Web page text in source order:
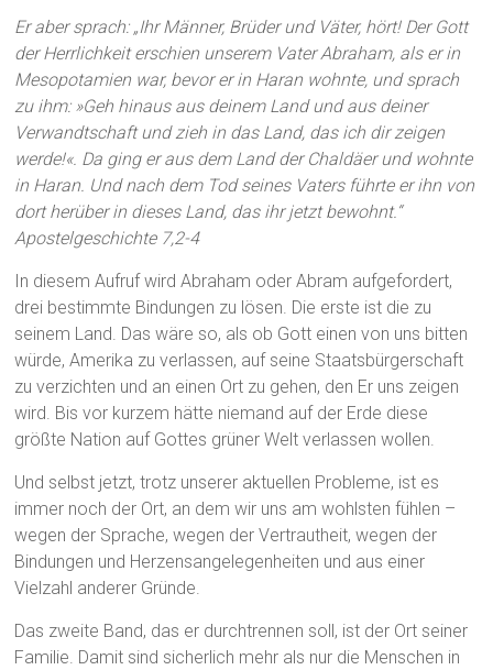
Er aber sprach: „Ihr Männer, Brüder und Väter, hört! Der Gott
der Herrlichkeit erschien unserem Vater Abraham, als er in
Mesopotamien war, bevor er in Haran wohnte, und sprach
zu ihm: »Geh hinaus aus deinem Land und aus deiner
Verwandtschaft und zieh in das Land, das ich dir zeigen
werde!«. Da ging er aus dem Land der Chaldäer und wohnte
in Haran. Und nach dem Tod seines Vaters führte er ihn von
dort herüber in dieses Land, das ihr jetzt bewohnt.“
Apostelgeschichte 7,2-4
In diesem Aufruf wird Abraham oder Abram aufgefordert,
drei bestimmte Bindungen zu lösen. Die erste ist die zu
seinem Land. Das wäre so, als ob Gott einen von uns bitten
würde, Amerika zu verlassen, auf seine Staatsbürgerschaft
zu verzichten und an einen Ort zu gehen, den Er uns zeigen
wird. Bis vor kurzem hätte niemand auf der Erde diese
größte Nation auf Gottes grüner Welt verlassen wollen.
Und selbst jetzt, trotz unserer aktuellen Probleme, ist es
immer noch der Ort, an dem wir uns am wohlsten fühlen –
wegen der Sprache, wegen der Vertrautheit, wegen der
Bindungen und Herzensangelegenheiten und aus einer
Vielzahl anderer Gründe.
Das zweite Band, das er durchtrennen soll, ist der Ort seiner
Familie. Damit sind sicherlich mehr als nur die Menschen in